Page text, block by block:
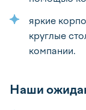
яркие
круглые
компании.
Наши